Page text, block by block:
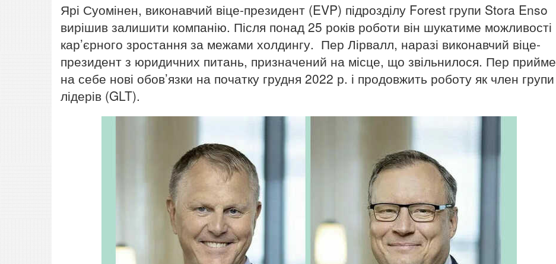
Ярі Суомінен, виконавчий віце-президент (EVP) підрозділу Forest групи Stora Enso
вирішив залишити компанію. Після понад 25 років роботи він шукатиме можливості
кар’єрного зростання за межами холдингу. Пер Лірвалл, наразі виконавчий віце-
президент з юридичних питань, призначений на місце, що звільнилося. Пер прийме
на себе нові обов’язки на початку грудня 2022 р. і продовжить роботу як член групи
лідерів (GLT).